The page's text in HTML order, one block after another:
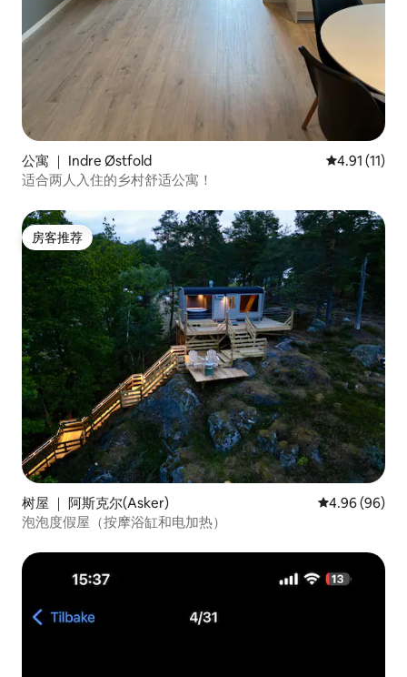
公寓 ｜ Indre Østfold 平均评分
4.91 (11)
适合两人入住的乡村舒适公寓！
房客推荐
房客推荐
树屋 ｜ 阿斯克尔(Asker) 平均评分 4.96
4.96 (96)
泡泡度假屋（按摩浴缸和电加热）